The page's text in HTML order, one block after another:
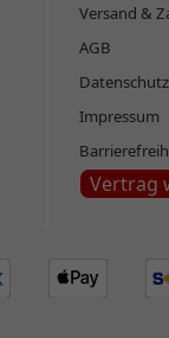
Versand &
AGB
Impressum
Vertrag